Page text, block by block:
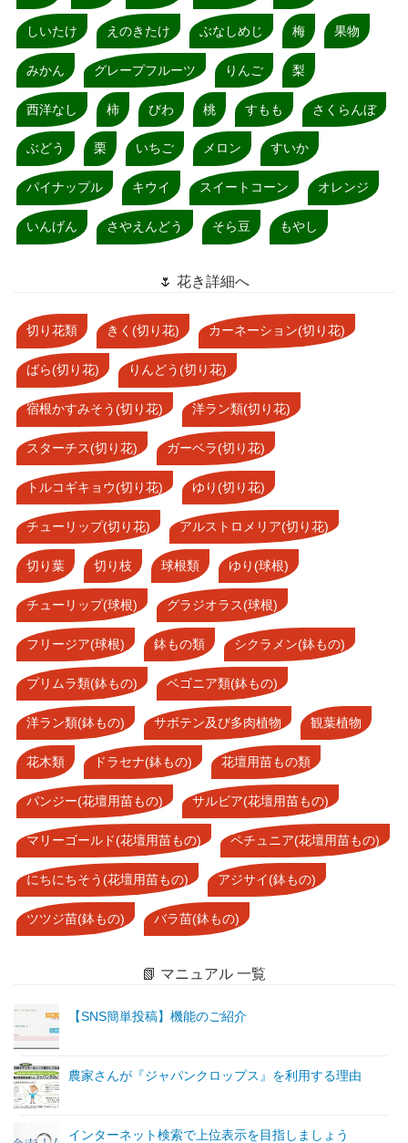
しいたけ えのきたけ ぶなしめじ 梅 果物
みかん グレープフルーツ りんご 梨
西洋なし 柿 びわ 桃 すもも さくらんぼ
ぶどう 栗 いちご メロン すいか
パイナップル キウイ スイートコーン オレンジ
いんげん さやえんどう そら豆 もやし
🌷 花き詳細へ
切り花類 きく(切り花) カーネーション(切り花)
ばら(切り花) りんどう(切り花)
宿根かすみそう(切り花) 洋ラン類(切り花)
スターチス(切り花) ガーベラ(切り花)
トルコギキョウ(切り花) ゆり(切り花)
チューリップ(切り花) アルストロメリア(切り花)
切り葉 切り枝 球根類 ゆり(球根)
チューリップ(球根) グラジオラス(球根)
フリージア(球根) 鉢もの類 シクラメン(鉢もの)
プリムラ類(鉢もの) ベゴニア類(鉢もの)
洋ラン類(鉢もの) サボテン及び多肉植物 観葉植物
花木類 ドラセナ(鉢もの) 花壇用苗もの類
パンジー(花壇用苗もの) サルビア(花壇用苗もの)
マリーゴールド(花壇用苗もの) ペチュニア(花壇用苗もの)
にちにちそう(花壇用苗もの) アジサイ(鉢もの)
ツツジ苗(鉢もの) バラ苗(鉢もの)
📗 マニュアル 一覧
【SNS簡単投稿】機能のご紹介
農家さんが『ジャパンクロップス』を利用する理由
インターネット検索で上位表示を目指しましょう